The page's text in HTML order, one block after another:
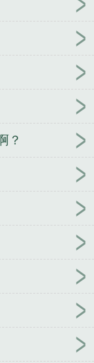
？